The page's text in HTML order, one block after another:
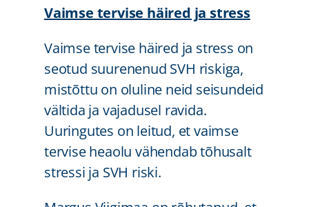
Vaimse tervise häired ja stress
Vaimse tervise häired ja stress on
seotud suurenenud SVH riskiga,
mistõttu on oluline neid seisundeid
vältida ja vajadusel ravida.
Uuringutes on leitud, et vaimse
tervise heaolu vähendab tõhusalt
stressi ja SVH riski.